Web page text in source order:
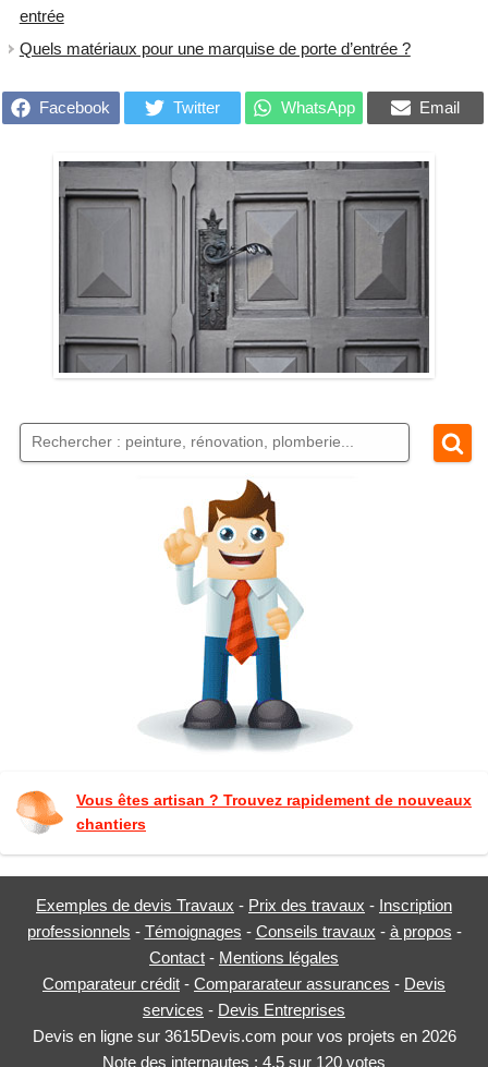
entrée
Quels matériaux pour une marquise de porte d’entrée ?
Facebook Twitter WhatsApp Email
Vous êtes artisan ? Trouvez rapidement de nouveaux
chantiers
Exemples de devis Travaux - Prix des travaux - Inscription
professionnels - Témoignages - Conseils travaux - à propos -
Contact - Mentions légales
Comparateur crédit - Compararateur assurances - Devis
services - Devis Entreprises
Devis en ligne sur 3615Devis.com pour vos projets en 2026
Note des internautes : 4.5 sur 120 votes